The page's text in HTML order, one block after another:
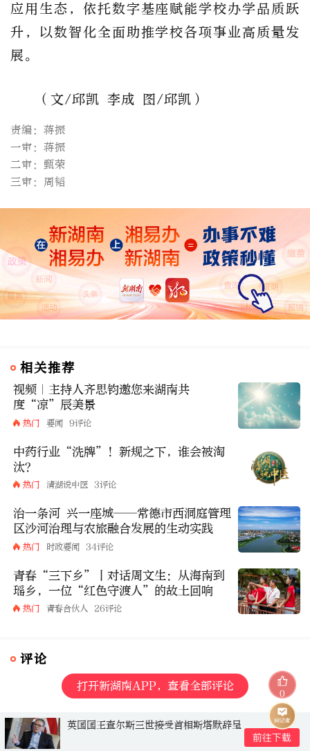
应用生态，依托数字基座赋能学校办学品质跃
升，以数智化全面助推学校各项事业高质量发
展。
（文/邱凯 李成 图/邱凯）
责编：蒋振
一审：蒋振
二审：甄荣
三审：周韬
相关推荐
视频｜主持人齐思钧邀您来湖南共
度“凉”辰美景
热门 要闻 9评论
中药行业“洗牌”！新规之下，谁会被淘
汰？
热门 清湖说中医 3评论
治一条河 兴一座城——常德市西洞庭管理
区沙河治理与农旅融合发展的生动实践
热门 时政要闻 34评论
青春“三下乡”丨对话周文生：从海南到
瑶乡，一位“红色守渡人”的故土回响
热门 青春合伙人 26评论
评论
打开新湖南APP，查看全部评论
英国国王查尔斯三世接受首相斯塔默辞呈
0